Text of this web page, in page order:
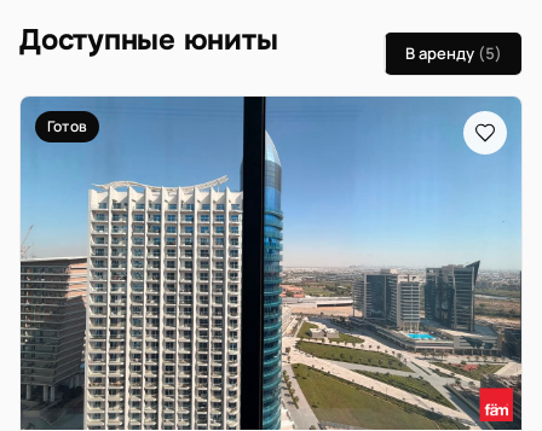
Доступные юниты В аренду (5)
Готов